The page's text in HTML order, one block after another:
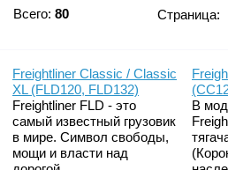
Всего: 80 Страница:
Freightliner Classic / Classic
XL (FLD120, FLD132)
Freightliner FLD - это
самый известный грузовик
в мире. Символ свободы,
мощи и власти над
В